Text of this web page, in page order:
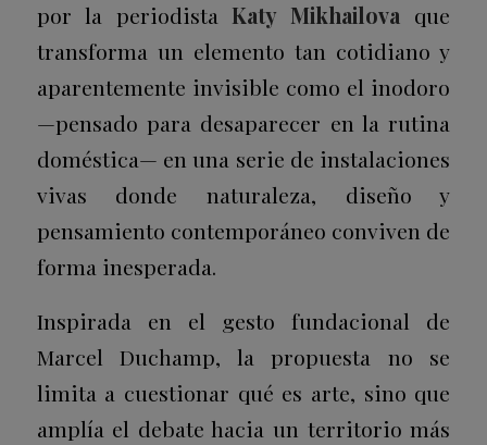
por la periodista Katy Mikhailova que
transforma un elemento tan cotidiano y
aparentemente invisible como el inodoro
—pensado para desaparecer en la rutina
doméstica— en una serie de instalaciones
vivas donde naturaleza, diseño y
pensamiento contemporáneo conviven de
forma inesperada.
Inspirada en el gesto fundacional de
Marcel Duchamp, la propuesta no se
limita a cuestionar qué es arte, sino que
amplía el debate hacia un territorio más